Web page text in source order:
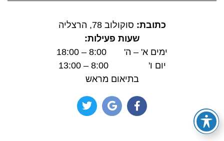
כתובת: סוקולוב 78, הרצליה
שעות פעילות:
ימים א' – ה' 8:00 – 18:00
יום ו' 8:00 – 13:00
בתיאום מראש